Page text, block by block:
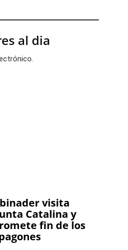
al dia
visita
Catalina y
fin de los